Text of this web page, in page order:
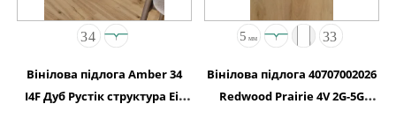
Вінілова підлога Amber 34
I4F Дуб Рустік структура Eir
Вінілова підлога 40707002026
Redwood Prairie 4V 2G-5G